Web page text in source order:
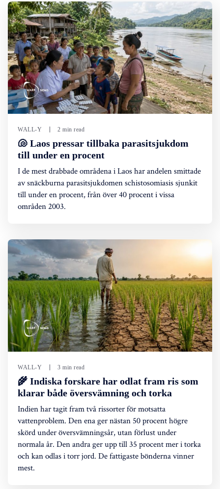
WALL-Y 2 min read
🐚 Laos pressar tillbaka parasitsjukdom
till under en procent
I de mest drabbade områdena i Laos har andelen smittade
av snäckburna parasitsjukdomen schistosomiasis sjunkit
till under en procent, från över 40 procent i vissa
områden 2003.
WALL-Y 3 min read
🌾 Indiska forskare har odlat fram ris som
klarar både översvämning och torka
Indien har tagit fram två rissorter för motsatta
vattenproblem. Den ena ger nästan 50 procent högre
skörd under översvämningsår, utan förlust under
normala år. Den andra ger upp till 35 procent mer i torka
och kan odlas i torr jord. De fattigaste bönderna vinner
mest.